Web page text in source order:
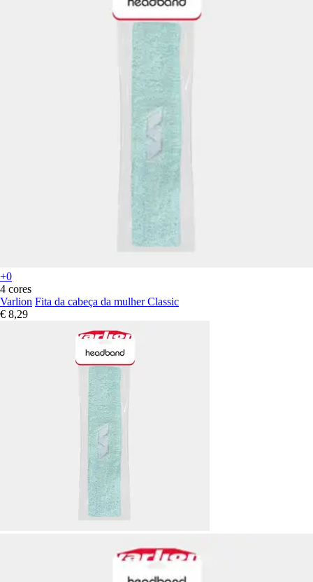
+0
4 cores
Varlion Fita da cabeça da mulher Classic
€ 8,29